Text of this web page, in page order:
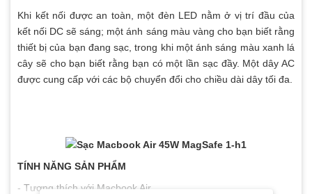
Khi kết nối được an toàn, một đèn LED nằm ở vị trí đầu của
kết nối DC sẽ sáng; một ánh sáng màu vàng cho bạn biết rằng
thiết bị của bạn đang sạc, trong khi một ánh sáng màu xanh lá
cây sẽ cho bạn biết rằng bạn có một lần sạc đầy. Một dây AC
được cung cấp với các bộ chuyển đổi cho chiều dài dây tối đa.
TÍNH NĂNG SẢN PHẨM
- Tương thích với Macbook Air